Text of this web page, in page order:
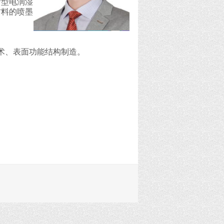
电润湿
的喷墨
表面功能结构制造。